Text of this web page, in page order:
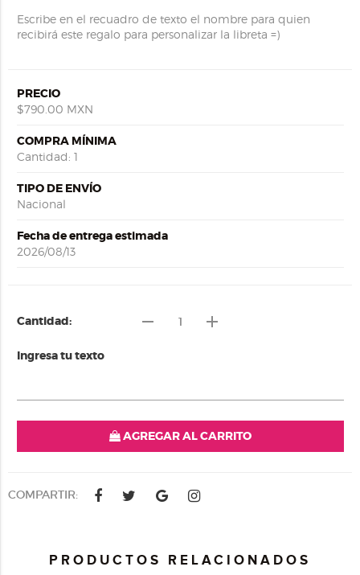
Escribe en el recuadro de texto el nombre para quien
recibirá este regalo para personalizar la libreta =)
PRECIO
$790.00 MXN
COMPRA MÍNIMA
Cantidad: 1
TIPO DE ENVÍO
Nacional
Fecha de entrega estimada
2026/08/13
Cantidad: remove add
Ingresa tu texto
AGREGAR AL CARRITO
COMPARTIR:
PRODUCTOS RELACIONADOS